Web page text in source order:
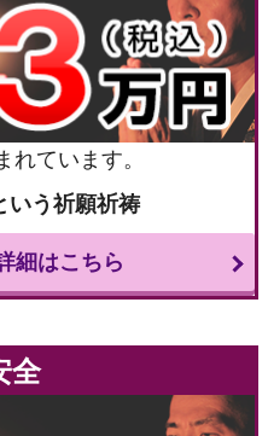
ています。
いう祈願祈祷
細はこちら
全